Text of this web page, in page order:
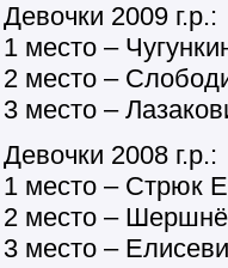
Девочки 2009 г.р.:
1 место –
2 место –
3 место –
Девочки 2008 г.р.:
1 место – Стрюк
2 место –
3 место –